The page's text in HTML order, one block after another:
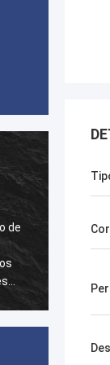
eu fiz de
Optec
40GP do
20GP
de remendo e o
muito o tipo
Cor